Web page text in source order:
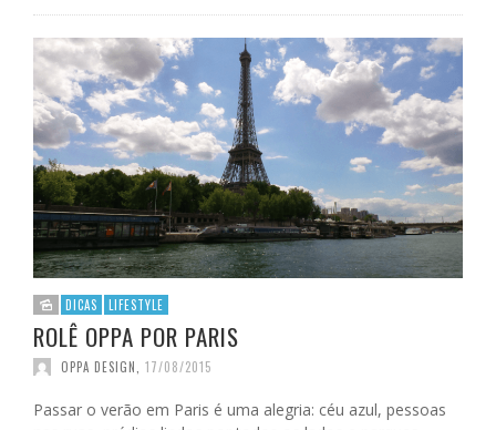
DICAS LIFESTYLE
ROLÊ OPPA POR PARIS
OPPA DESIGN 17/08/2015
Passar o verão em Paris é uma alegria: céu azul, pessoas